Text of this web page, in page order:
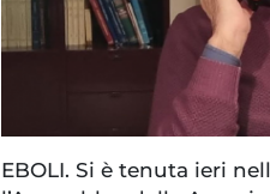
EBOLI. Si è tenuta ieri